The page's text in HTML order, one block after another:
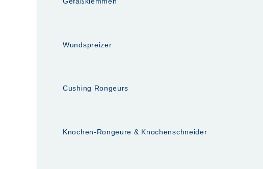
Wundspreizer
Cushing Rongeurs
Knochen-Rongeure & Knochenschneider